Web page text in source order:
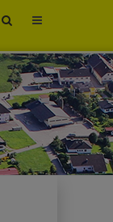
Site
toggle